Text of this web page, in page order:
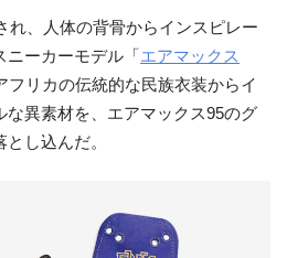
れ、人体の背骨からインスピレー
ーカーモデル「 エアマックス
フリカの伝統的な民族衣装からイ
な異素材を、エアマックス95のグ
し込んだ。